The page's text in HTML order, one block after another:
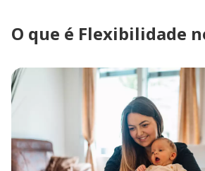
O que é Flexibilidade